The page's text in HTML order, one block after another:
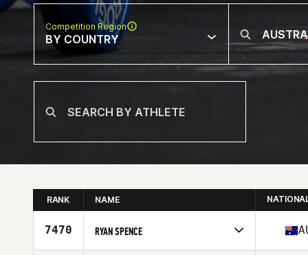
Competition Region
BY COUNTRY
RANK NAME
7470 RYAN SPENCE